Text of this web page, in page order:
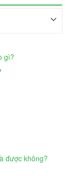
gì?
được không?